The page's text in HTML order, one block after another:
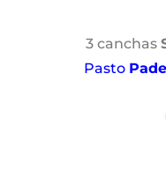
3 canchas
Pasto